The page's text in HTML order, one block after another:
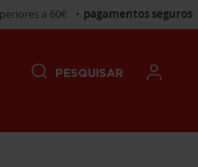
a 60€ • pagamentos seguros
PESQUISAR